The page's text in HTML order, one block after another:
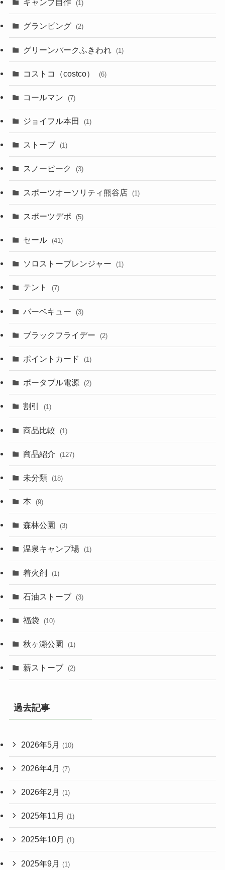
キャンプ自作 (1)
グランピング (2)
グリーンパークふきわれ (1)
コストコ（costco） (6)
コールマン (7)
ジョイフル本田 (1)
ストーブ (1)
スノーピーク (3)
スポーツオーソリティ熊谷店 (1)
スポーツデポ (5)
セール (41)
ソロストーブレンジャー (1)
テント (7)
バーベキュー (3)
ブラックフライデー (2)
ポイントカード (1)
ポータブル電源 (2)
割引 (1)
商品比較 (1)
商品紹介 (127)
未分類 (18)
本 (9)
森林公園 (3)
温泉キャンプ場 (1)
着火剤 (1)
石油ストーブ (3)
福袋 (10)
秋ヶ瀬公園 (1)
薪ストーブ (2)
過去記事
2026年5月 (10)
2026年4月 (7)
2026年2月 (1)
2025年11月 (1)
2025年10月 (1)
2025年9月 (1)